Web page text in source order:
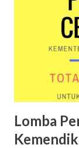
kepala
keterangan
tanda tangan
unik yang
Lomba